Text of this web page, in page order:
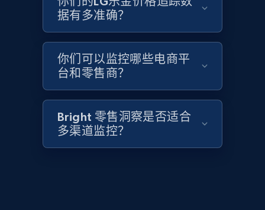
Home Depot US - Discover products by
specified UPC
据有多准确？
你们可以监控哪些电商平
台和零售商？
Bright 零售洞察是否适合
多渠道监控？